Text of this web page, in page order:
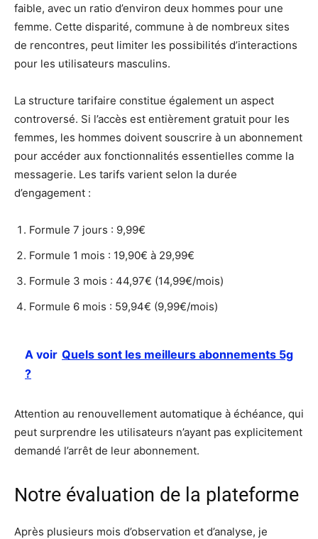
faible, avec un ratio d’environ deux hommes pour une
femme. Cette disparité, commune à de nombreux sites
de rencontres, peut limiter les possibilités d’interactions
pour les utilisateurs masculins.
La structure tarifaire constitue également un aspect
controversé. Si l’accès est entièrement gratuit pour les
femmes, les hommes doivent souscrire à un abonnement
pour accéder aux fonctionnalités essentielles comme la
messagerie. Les tarifs varient selon la durée
d’engagement :
Formule 7 jours : 9,99€
Formule 1 mois : 19,90€ à 29,99€
Formule 3 mois : 44,97€ (14,99€/mois)
Formule 6 mois : 59,94€ (9,99€/mois)
A voir Quels sont les meilleurs abonnements 5g
?
Attention au renouvellement automatique à échéance, qui
peut surprendre les utilisateurs n’ayant pas explicitement
demandé l’arrêt de leur abonnement.
Notre évaluation de la plateforme
Après plusieurs mois d’observation et d’analyse, je